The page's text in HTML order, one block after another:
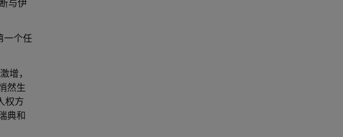
一个任
增，
然生
权方
典和